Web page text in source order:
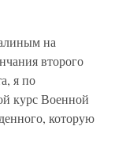
на
второго
я по
курс Военной
которую